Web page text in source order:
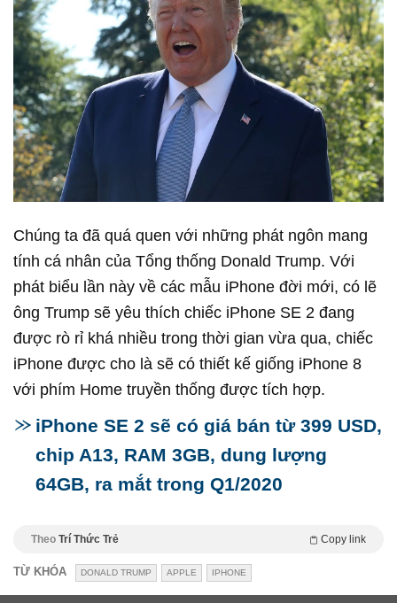
Chúng ta đã quá quen với những phát ngôn mang
tính cá nhân của Tổng thống Donald Trump. Với
phát biểu lần này về các mẫu iPhone đời mới, có lẽ
ông Trump sẽ yêu thích chiếc iPhone SE 2 đang
được rò rỉ khá nhiều trong thời gian vừa qua, chiếc
iPhone được cho là sẽ có thiết kế giống iPhone 8
với phím Home truyền thống được tích hợp.
iPhone SE 2 sẽ có giá bán từ 399 USD,
chip A13, RAM 3GB, dung lượng
64GB, ra mắt trong Q1/2020
Theo Trí Thức Trẻ Copy link
TỪ KHÓA DONALD TRUMP APPLE IPHONE